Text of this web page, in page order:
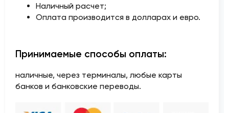
Наличный расчет;
Оплата производится в долларах и евро.
Принимаемые способы оплаты:
наличные, через терминалы, любые карты
банков и банковские переводы.